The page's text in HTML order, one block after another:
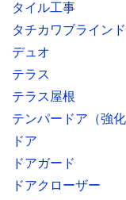
タイル工事
タチカワブラインド
デュオ
テラス
テラス屋根
テンパードア（強
ドア
ドアガード
ドアクローザー